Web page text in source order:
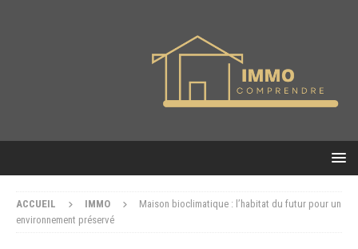
ACCUEIL IMMO
Maison bioclimatique : l’habitat du futur pour un
environnement préservé